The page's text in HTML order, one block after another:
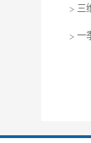
> 三
> 一